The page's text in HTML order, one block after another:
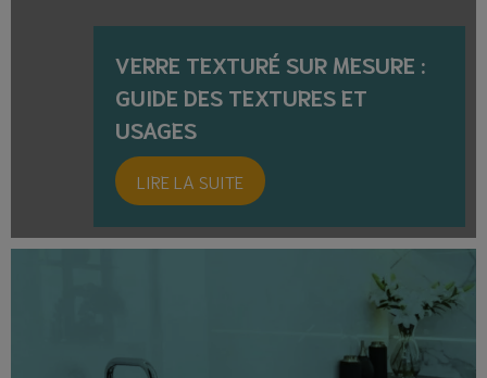
VERRE TEXTURÉ SUR MESURE :
GUIDE DES TEXTURES ET
USAGES
LIRE LA SUITE